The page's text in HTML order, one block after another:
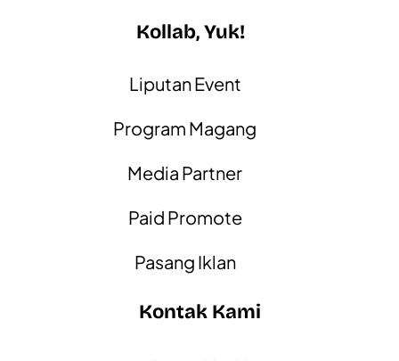
Kollab, Yuk!
Liputan Event
Program Magang
Media Partner
Paid Promote
Pasang Iklan
Kontak Kami